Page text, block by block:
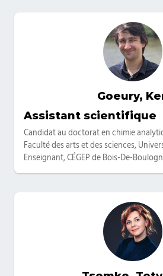
Goeury,
Categories
Assistant scientifique
Candidat au doctorat en chimie
Faculté des arts et des sciences,
Enseignant, CÉGEP de Bois-De-